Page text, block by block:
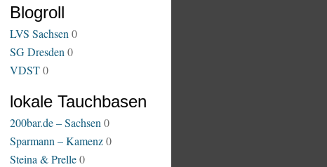
Blogroll
LVS Sachsen 0
SG Dresden 0
VDST0
lokale Tauchbasen
200bar.de – Sachsen 0
Sparmann – Kamenz0
Steina & Prelle0